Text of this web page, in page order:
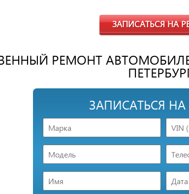
ЗАПИСАТЬСЯ НА
РЕМОНТ АВТОМОБИЛЕЙ
ЗАПИСАТЬСЯ